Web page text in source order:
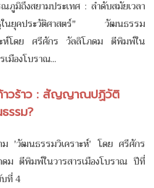
ภูมิถึงสยามประเทศ : ลำดับสมัยเวลา
ในยุคประวัติศาสตร์" วัฒนธรรม
ะห์โดย ศรีศักร วัลลิโภดม ตีพิมพ์ใน
เมืองโบราณ...
าวร้าว : สัญญาณปฏิวัติ
รรม?
ม 'วัฒนธรรมวิเคราะห์' โดย ศรีศักร
ดม ตีพิมพ์ในวารสารเมืองโบราณ ปีที่
ที่ 4